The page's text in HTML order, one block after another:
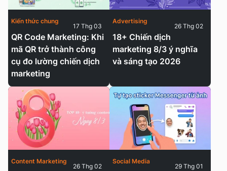
QR Code Marketing: Khi
mã QR trở thành công
cụ đo lường chiến dịch
marketing
Kiến thức chung
17 Thg 03
18+ Chiến dịch
marketing 8/3 ý nghĩa
và sáng tạo 2026
Advertising
26 Thg 02
Content Marketing
26 Thg 02
Social Media
29 Thg 01